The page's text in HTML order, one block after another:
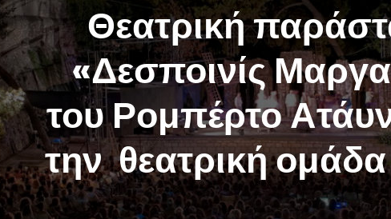
Θεατρική
«Δεσποινίς
του Ρομπέρτο
την θεατρική ομάδα